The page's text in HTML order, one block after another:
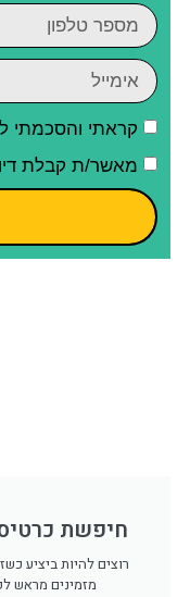
קראתי והסכמתי ל
מאשר/ת קבלת
חיפשת
רוצים להיות ביציע
מזמינים מראש